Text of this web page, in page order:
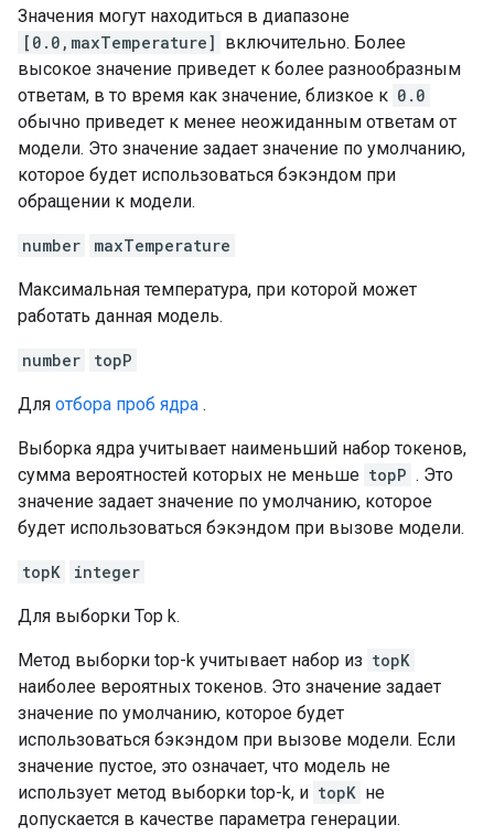
Значения могут находиться в диапазоне
[0.0,maxTemperature] включительно. Более
высокое значение приведет к более разнообразным
ответам, в то время как значение, близкое к 0.0
обычно приведет к менее неожиданным ответам от
модели. Это значение задает значение по умолчанию,
которое будет использоваться бэкэндом при
обращении к модели.
number maxTemperature
Максимальная температура, при которой может
работать данная модель.
number topP
Для отбора проб ядра .
Выборка ядра учитывает наименьший набор токенов,
сумма вероятностей которых не меньше topP . Это
значение задает значение по умолчанию, которое
будет использоваться бэкэндом при вызове модели.
topK integer
Для выборки Top k.
Метод выборки top-k учитывает набор из topK
наиболее вероятных токенов. Это значение задает
значение по умолчанию, которое будет
использоваться бэкэндом при вызове модели. Если
значение пустое, это означает, что модель не
использует метод выборки top-k, и topK не
допускается в качестве параметра генерации.